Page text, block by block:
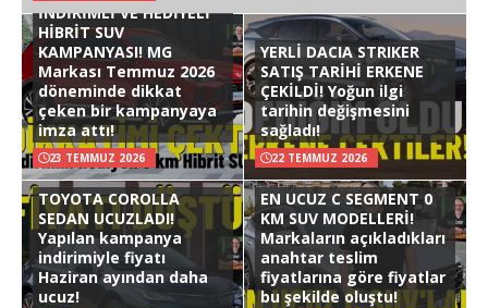
İNDİRİMLİ VE HEDİYELİ
HİBRİT SUV
KAMPANYASI! MG
Markası Temmuz 2026
döneminde dikkat
çeken bir kampanyaya
imza attı!
23 TEMMUZ 2026
YERLİ DACIA STRIKER
SATIŞ TARİHİ ERKENE
ÇEKİLDİ! Yoğun ilgi
tarihin değişmesini
sağladı!
22 TEMMUZ 2026
TOYOTA COROLLA
SEDAN UCUZLADI!
Yapılan kampanya
indirimiyle fiyatı
Haziran ayından daha
ucuz!
EN UCUZ C SEGMENT 0
KM SUV MODELLERİ!
Markaların açıkladıkları
anahtar teslim
fiyatlarına göre fiyatlar
bu şekilde oluştu!